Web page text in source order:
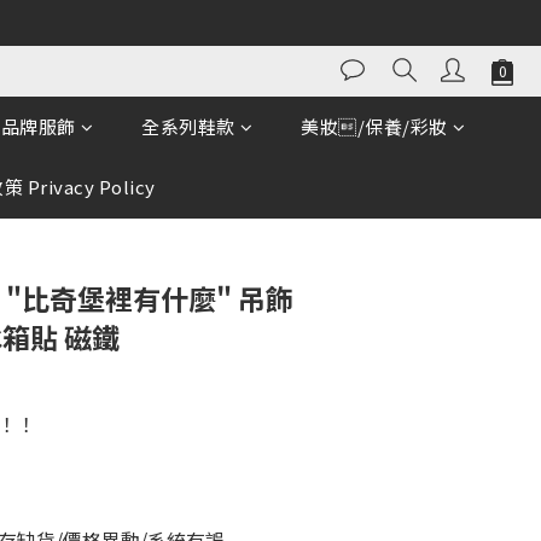
品牌服飾 全系列鞋款 美妝/保養/彩妝
策 Privacy Policy
比奇堡裡有什麼" 吊飾
貼 磁鐵
！
立即購買